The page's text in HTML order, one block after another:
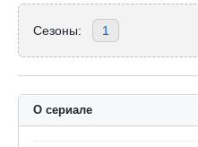
Сезоны: 1
О сериале